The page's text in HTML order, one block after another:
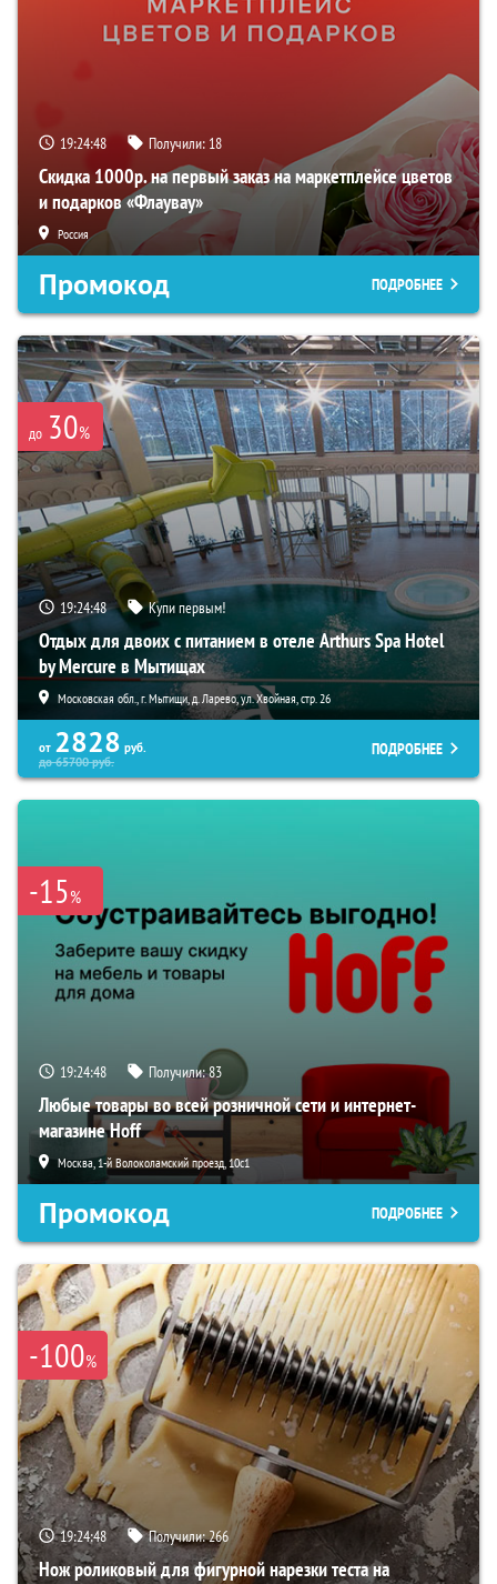
19:24:47 Получили: 18
Скидка 1000р. на первый заказ на маркетплейсе цветов
и подарков «Флаувау»
Россия
Промокод ПОДРОБНЕЕ
до 30%
19:24:47 Купи первым!
Отдых для двоих с питанием в отеле Arthurs Spa Hotel
by Mercure в Мытищах
Московская обл., г. Мытищи, д. Ларево, ул. Хвойная, стр. 26
от 2828 руб.
до65700руб.
ПОДРОБНЕЕ
-15%
19:24:47 Получили:83
Любые товары во всей розничной сети и интернет-
магазине Hoff
Москва, 1-й Волоколамский проезд, 10с1
Промокод ПОДРОБНЕЕ
-100%
19:24:47 Получили:266
Нож роликовый для фигурной нарезки теста на